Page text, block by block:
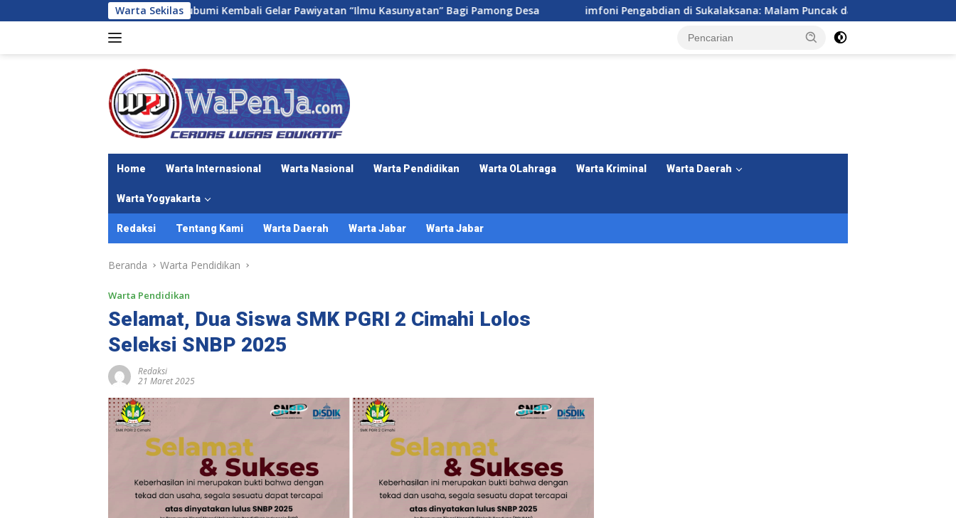
ke
Warta Sekilas
GKR. Mangkubumi Kembali Gelar Pawiyatan “Ilmu Kasunyatan” Bagi Pamong Desa imfoni Pengabdian di Sukalaksana: Malam Puncak dan Perpisahan KKM Kelompok 7 Universitas
Home Warta Internasional Warta Nasional Warta Pendidikan Warta OLahraga Warta Kriminal Warta Daerah
Warta Yogyakarta
Redaksi Tentang Kami Warta Daerah Warta Jabar Warta Jabar
Beranda Warta Pendidikan
Warta Pendidikan
Selamat, Dua Siswa SMK PGRI 2 Cimahi Lolos
Seleksi SNBP 2025
Redaksi
21 Maret 2025